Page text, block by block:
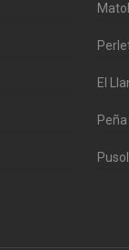
El
Pusol